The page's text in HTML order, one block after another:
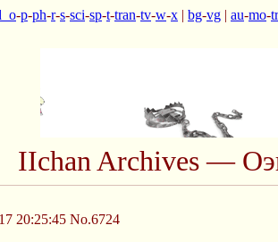
-p-ph-r-s-sci-sp-t-tran-tv-w-x | bg-vg | au-mo-tr
IIchan Archives —
20:25:45 No.6724